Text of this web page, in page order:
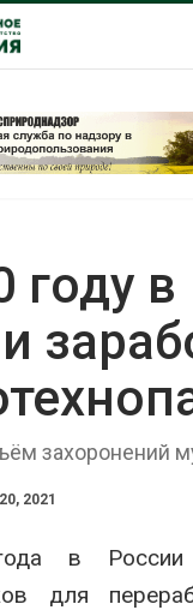
году в
захоронений
2021
в России
для